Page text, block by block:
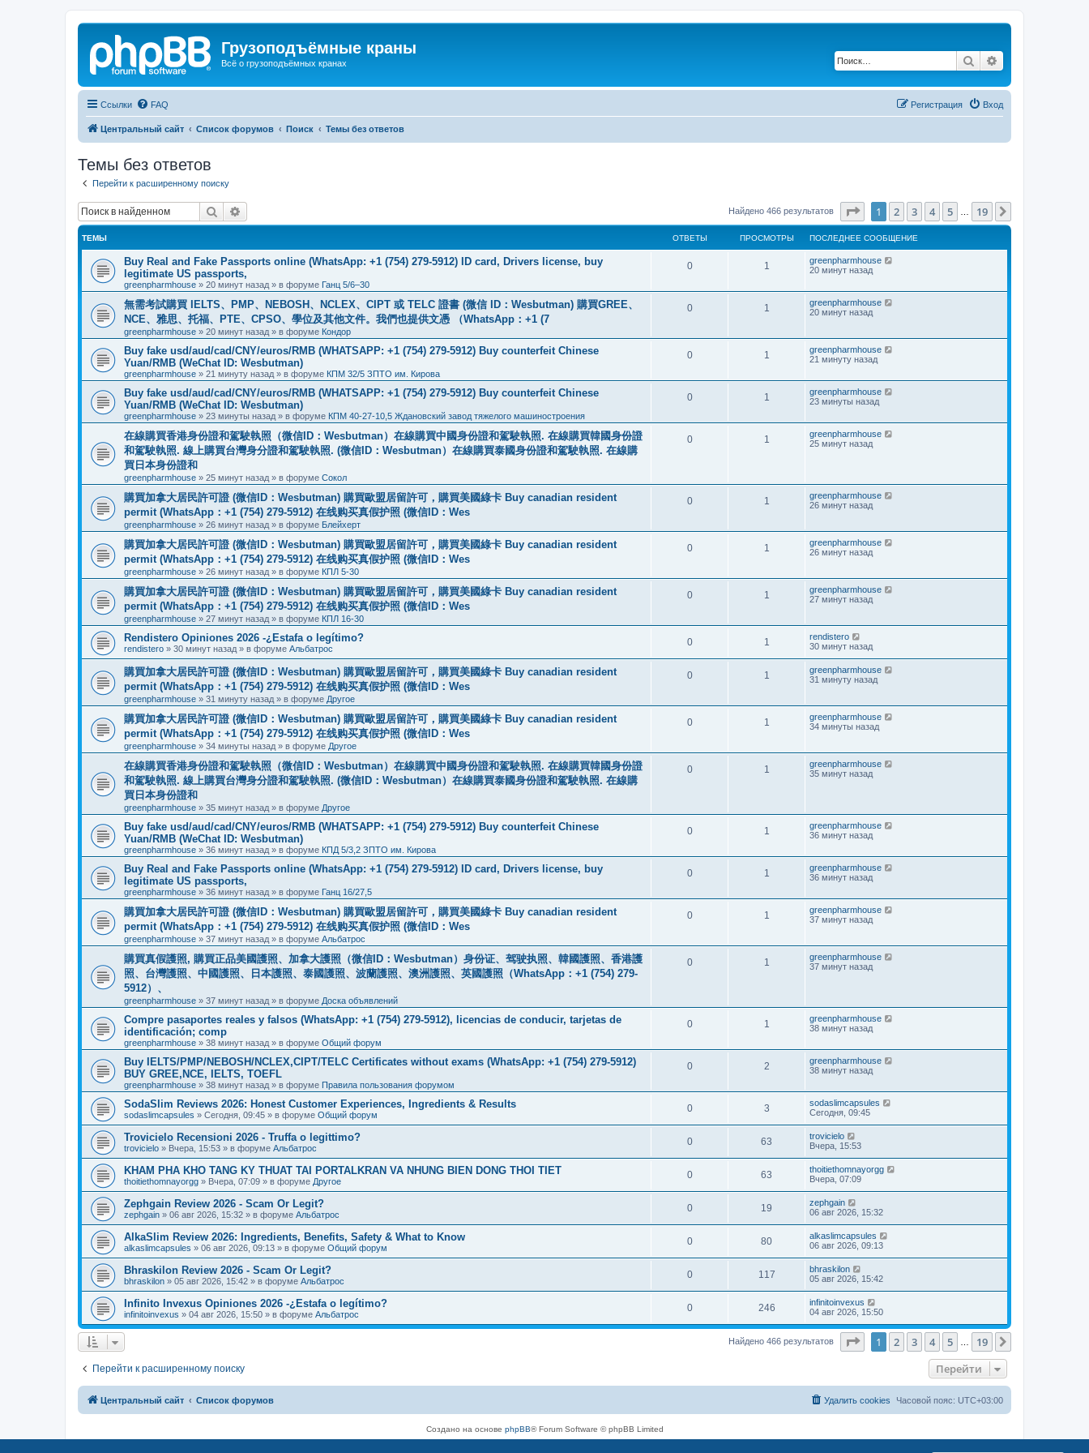
Грузоподъёмные краны
Всё о грузоподъёмных кранах Поиск
Ссылки FAQ Вход
Регистрация
Центральный сайт Список форумов Поиск Темы без ответов
Темы без ответов
Перейти к расширенному поиску
Поиск Найдено 466 результатов Страница1 из 19
1 2 3 4 5 19
ТЕМЫ ОТВЕТЫ ПРОСМОТРЫ ПОСЛЕДНЕЕ СООБЩЕНИЕ
Buy Real and Fake Passports online (WhatsApp: +1 (754) 279-5912) ID card, Drivers license, buy
legitimate US passports,
greenpharmhouse » 20 минут назад » в форуме Ганц 5/6–30
0 1
greenpharmhouse
20 минут назад
無需考試購買 IELTS、PMP、NEBOSH、NCLEX、CIPT 或 TELC 證書 (微信 ID：Wesbutman) 購買GREE、
NCE、雅思、托福、PTE、CPSO、學位及其他文件。我們也提供文憑 （WhatsApp：+1 (7
greenpharmhouse » 20 минут назад » в форуме Кондор
0 1
greenpharmhouse
20 минут назад
Buy fake usd/aud/cad/CNY/euros/RMB (WHATSAPP: +1 (754) 279-5912) Buy counterfeit Chinese
Yuan/RMB (WeChat ID: Wesbutman)
greenpharmhouse » 21 минуту назад » в форуме КПМ 32/5 ЗПТО им. Кирова
0 1
greenpharmhouse
21 минуту назад
Buy fake usd/aud/cad/CNY/euros/RMB (WHATSAPP: +1 (754) 279-5912) Buy counterfeit Chinese
Yuan/RMB (WeChat ID: Wesbutman)
greenpharmhouse » 23 минуты назад » в форуме КПМ 40-27-10,5 Ждановский завод тяжелого машиностроения
0 1
greenpharmhouse
23 минуты назад
在線購買香港身份證和駕駛執照（微信ID：Wesbutman）在線購買中國身份證和駕駛執照. 在線購買韓國身份證
和駕駛執照. 線上購買台灣身分證和駕駛執照. (微信ID：Wesbutman）在線購買泰國身份證和駕駛執照. 在線購
買日本身份證和
greenpharmhouse » 25 минут назад » в форуме Сокол
0 1
greenpharmhouse
25 минут назад
購買加拿大居民許可證 (微信ID：Wesbutman) 購買歐盟居留許可，購買美國綠卡 Buy canadian resident
permit (WhatsApp：+1 (754) 279-5912) 在线购买真假护照 (微信ID：Wes
greenpharmhouse » 26 минут назад » в форуме Блейхерт
0 1
greenpharmhouse
26 минут назад
購買加拿大居民許可證 (微信ID：Wesbutman) 購買歐盟居留許可，購買美國綠卡 Buy canadian resident
permit (WhatsApp：+1 (754) 279-5912) 在线购买真假护照 (微信ID：Wes
greenpharmhouse » 26 минут назад » в форуме КПЛ 5-30
0 1
greenpharmhouse
26 минут назад
購買加拿大居民許可證 (微信ID：Wesbutman) 購買歐盟居留許可，購買美國綠卡 Buy canadian resident
permit (WhatsApp：+1 (754) 279-5912) 在线购买真假护照 (微信ID：Wes
greenpharmhouse » 27 минут назад » в форуме КПЛ 16-30
0 1
greenpharmhouse
27 минут назад
Rendistero Opiniones 2026 -¿Estafa o legítimo?
rendistero » 30 минут назад » в форуме Альбатрос
0 1
rendistero
30 минут назад
購買加拿大居民許可證 (微信ID：Wesbutman) 購買歐盟居留許可，購買美國綠卡 Buy canadian resident
permit (WhatsApp：+1 (754) 279-5912) 在线购买真假护照 (微信ID：Wes
greenpharmhouse » 31 минуту назад » в форуме Другое
0 1
greenpharmhouse
31 минуту назад
購買加拿大居民許可證 (微信ID：Wesbutman) 購買歐盟居留許可，購買美國綠卡 Buy canadian resident
permit (WhatsApp：+1 (754) 279-5912) 在线购买真假护照 (微信ID：Wes
greenpharmhouse » 34 минуты назад » в форуме Другое
0 1
greenpharmhouse
34 минуты назад
在線購買香港身份證和駕駛執照（微信ID：Wesbutman）在線購買中國身份證和駕駛執照. 在線購買韓國身份證
和駕駛執照. 線上購買台灣身分證和駕駛執照. (微信ID：Wesbutman）在線購買泰國身份證和駕駛執照. 在線購
買日本身份證和
greenpharmhouse » 35 минут назад » в форуме Другое
0 1
greenpharmhouse
35 минут назад
Buy fake usd/aud/cad/CNY/euros/RMB (WHATSAPP: +1 (754) 279-5912) Buy counterfeit Chinese
Yuan/RMB (WeChat ID: Wesbutman)
greenpharmhouse » 36 минут назад » в форуме КПД 5/3,2 ЗПТО им. Кирова
0 1
greenpharmhouse
36 минут назад
Buy Real and Fake Passports online (WhatsApp: +1 (754) 279-5912) ID card, Drivers license, buy
legitimate US passports,
greenpharmhouse » 36 минут назад » в форуме Ганц 16/27,5
0 1
greenpharmhouse
36 минут назад
購買加拿大居民許可證 (微信ID：Wesbutman) 購買歐盟居留許可，購買美國綠卡 Buy canadian resident
permit (WhatsApp：+1 (754) 279-5912) 在线购买真假护照 (微信ID：Wes
greenpharmhouse » 37 минут назад » в форуме Альбатрос
0 1
greenpharmhouse
37 минут назад
購買真假護照, 購買正品美國護照、加拿大護照（微信ID：Wesbutman）身份证、驾驶执照、韓國護照、香港護
照、台灣護照、中國護照、日本護照、泰國護照、波蘭護照、澳洲護照、英國護照（WhatsApp：+1 (754) 279-
5912）、
greenpharmhouse » 37 минут назад » в форуме Доска объявлений
0 1
greenpharmhouse
37 минут назад
Compre pasaportes reales y falsos (WhatsApp: +1 (754) 279-5912), licencias de conducir, tarjetas de
identificación; comp
greenpharmhouse » 38 минут назад » в форуме Общий форум
0 1
greenpharmhouse
38 минут назад
Buy IELTS/PMP/NEBOSH/NCLEX,CIPT/TELC Certificates without exams (WhatsApp: +1 (754) 279-5912)
BUY GREE,NCE, IELTS, TOEFL
greenpharmhouse » 38 минут назад » в форуме Правила пользования форумом
0 2
greenpharmhouse
38 минут назад
SodaSlim Reviews 2026: Honest Customer Experiences, Ingredients & Results
sodaslimcapsules » Сегодня, 09:45 » в форуме Общий форум
0 3
sodaslimcapsules
Сегодня, 09:45
Trovicielo Recensioni 2026 - Truffa o legittimo?
trovicielo » Вчера, 15:53 » в форуме Альбатрос
0 63
trovicielo
Вчера, 15:53
KHAM PHA KHO TANG KY THUAT TAI PORTALKRAN VA NHUNG BIEN DONG THOI TIET
thoitiethomnayorgg » Вчера, 07:09 » в форуме Другое
0 63
thoitiethomnayorgg
Вчера, 07:09
Zephgain Review 2026 - Scam Or Legit?
zephgain » 06 авг 2026, 15:32 » в форуме Альбатрос
0 19
zephgain
06 авг 2026, 15:32
AlkaSlim Review 2026: Ingredients, Benefits, Safety & What to Know
alkaslimcapsules » 06 авг 2026, 09:13 » в форуме Общий форум
0 80
alkaslimcapsules
06 авг 2026, 09:13
Bhraskilon Review 2026 - Scam Or Legit?
bhraskilon » 05 авг 2026, 15:42 » в форуме Альбатрос
0 117
bhraskilon
05 авг 2026, 15:42
Infinito Invexus Opiniones 2026 -¿Estafa o legítimo?
infinitoinvexus » 04 авг 2026, 15:50 » в форуме Альбатрос
0 246
infinitoinvexus
04 авг 2026, 15:50
Найдено 466 результатов Страница1 из 19
1 2 3 4 5 19
Перейти к расширенному поиску Перейти
Центральный сайт Список форумов Часовой пояс: UTC+03:00
Удалить cookies
Создано на основе phpBB® Forum Software © phpBB Limited